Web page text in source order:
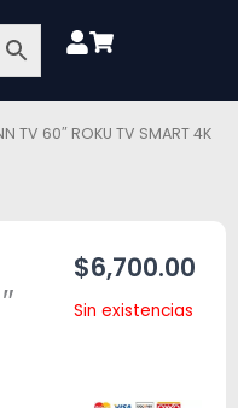
TV 60″ ROKU TV SMART 4K
$6,700.00
Sin existencias